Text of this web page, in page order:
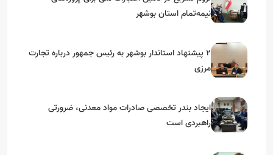
نیمه‌تمام استان بوشهر
۲ پیشنهاد استاندار بوشهر به رئیس جمهور درباره تجارت
مرزی
ایجاد بندر تخصصی صادرات مواد معدنی، ضرورتی
راهبردی است